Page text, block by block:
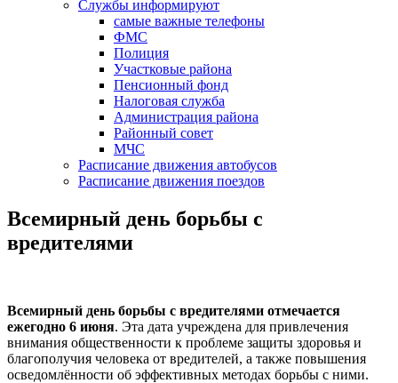
Службы информируют
самые важные телефоны
ФМС
Полиция
Участковые района
Пенсионный фонд
Налоговая служба
Администрация района
Районный совет
МЧС
Расписание движения автобусов
Расписание движения поездов
Всемирный день борьбы с
вредителями
Всемирный день борьбы с вредителями отмечается
ежегодно 6 июня. Эта дата учреждена для привлечения
внимания общественности к проблеме защиты здоровья и
благополучия человека от вредителей, а также повышения
осведомлённости об эффективных методах борьбы с ними.